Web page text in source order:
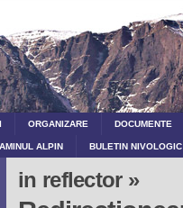
ORGANIZARE DOCUMENTE
ALPIN BULETIN
in reflector »